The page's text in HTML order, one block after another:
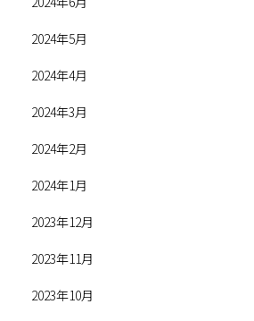
2024年5月
2024年4月
2024年3月
2024年2月
2024年1月
2023年12月
2023年11月
2023年10月